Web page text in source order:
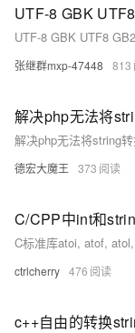
张继群mxp-47448 813
解决php无法将
解决php无法将string
德宏大魔王 373
ctrlcherry 476
c++自由的转换